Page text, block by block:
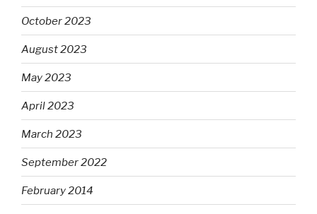
October 2023
August 2023
May 2023
April 2023
March 2023
September 2022
February 2014